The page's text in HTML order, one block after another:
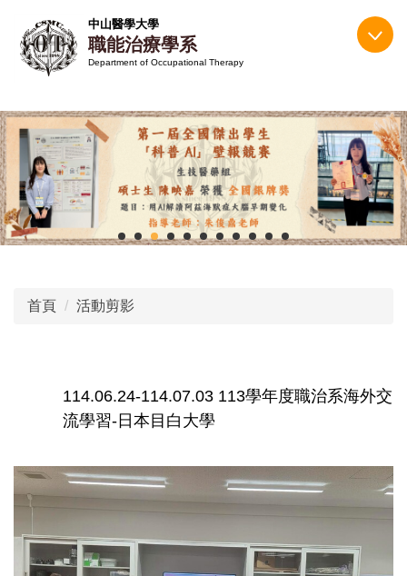
到
主
中山醫學大學
職能治療學系
Department of Occupational Therapy
首頁 活動剪影
114.06.24-114.07.03 113學年度職治系海外交
流學習-日本目白大學